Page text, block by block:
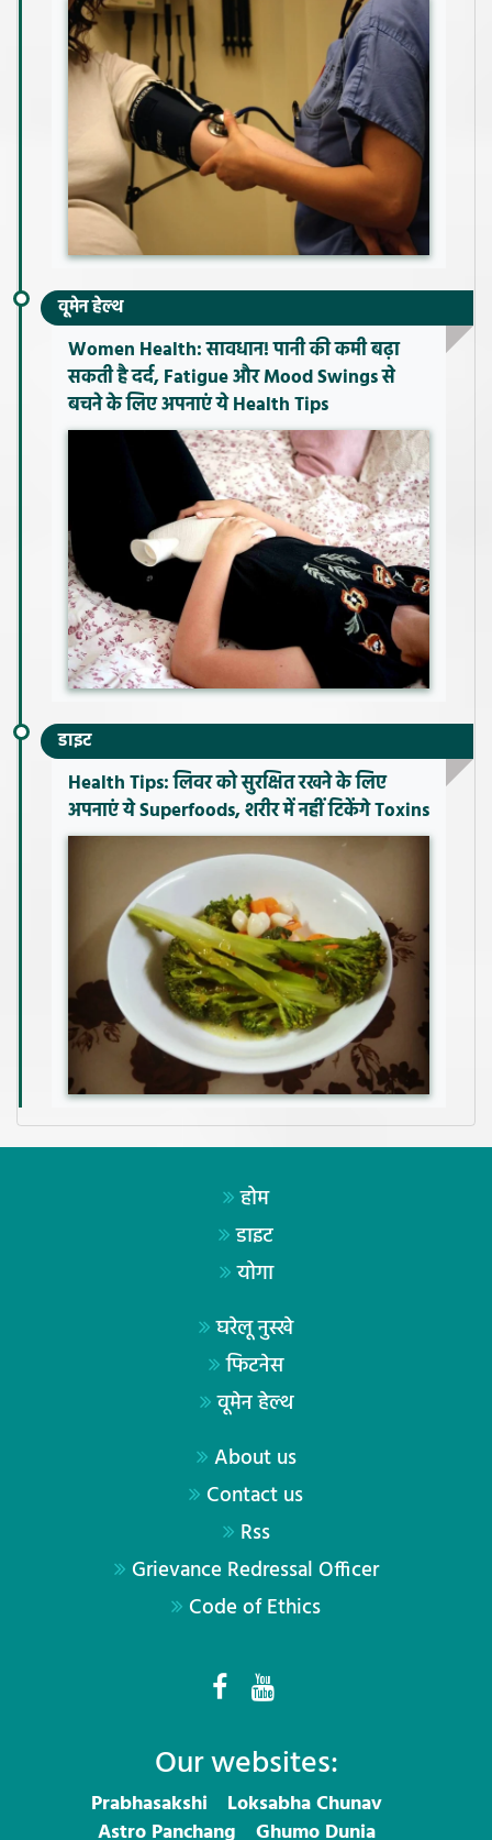
वूमेन हेल्थ
Women Health: सावधान! पानी की कमी बढ़ा
सकती है दर्द, Fatigue और Mood Swings से
बचने के लिए अपनाएं ये Health Tips
डाइट
Health Tips: लिवर को सुरक्षित रखने के लिए
अपनाएं ये Superfoods, शरीर में नहीं टिकेंगे Toxins
होम
डाइट
योगा
घरेलू नुस्खे
फिटनेस
वूमेन हेल्थ
About us
Contact us
Rss
Grievance Redressal Officer
Code of Ethics
Our websites:
Prabhasakshi
Loksabha Chunav
Astro Panchang
Ghumo Dunia